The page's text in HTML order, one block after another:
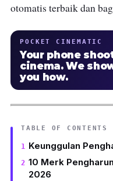
otomatis terbaik dan
POCKET CINEMATIC
Your phone
cinema. We
you how.
TABLE OF CONTENTS
Keunggulan
10 Merk
2026